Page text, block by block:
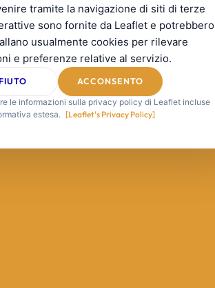
tramite la navigazione di siti di terze
sono fornite da Leaflet e potrebbero
usualmente cookies per rilevare
e preferenze relative al servizio.
ACCONSENTO
le informazioni sulla privacy policy di Leaflet incluse
estesa. [Leaflet's Privacy Policy]